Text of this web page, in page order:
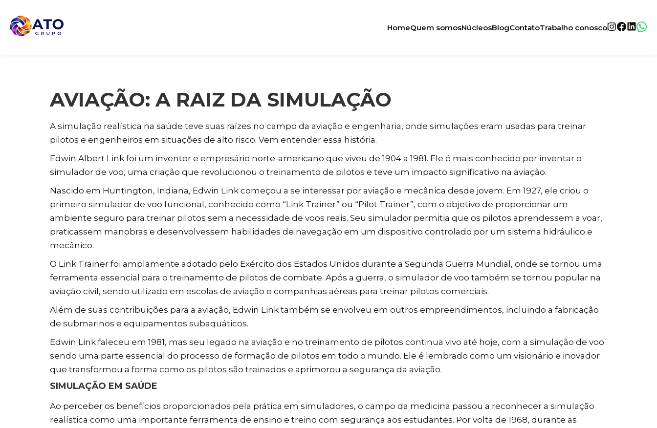
HomeQuem somosNúcleosBlogContatoTrabalho conosco
AVIAÇÃO: A RAIZ DA SIMULAÇÃO
A simulação realística na saúde teve suas raízes no campo da aviação e engenharia, onde simulações eram usadas para treinar
pilotos e engenheiros em situações de alto risco. Vem entender essa história.
Edwin Albert Link foi um inventor e empresário norte-americano que viveu de 1904 a 1981. Ele é mais conhecido por inventar o
simulador de voo, uma criação que revolucionou o treinamento de pilotos e teve um impacto significativo na aviação.
Nascido em Huntington, Indiana, Edwin Link começou a se interessar por aviação e mecânica desde jovem. Em 1927, ele criou o
primeiro simulador de voo funcional, conhecido como “Link Trainer” ou “Pilot Trainer”, com o objetivo de proporcionar um
ambiente seguro para treinar pilotos sem a necessidade de voos reais. Seu simulador permitia que os pilotos aprendessem a voar,
praticassem manobras e desenvolvessem habilidades de navegação em um dispositivo controlado por um sistema hidráulico e
mecânico.
O Link Trainer foi amplamente adotado pelo Exército dos Estados Unidos durante a Segunda Guerra Mundial, onde se tornou uma
ferramenta essencial para o treinamento de pilotos de combate. Após a guerra, o simulador de voo também se tornou popular na
aviação civil, sendo utilizado em escolas de aviação e companhias aéreas para treinar pilotos comerciais.
Além de suas contribuições para a aviação, Edwin Link também se envolveu em outros empreendimentos, incluindo a fabricação
de submarinos e equipamentos subaquáticos.
Edwin Link faleceu em 1981, mas seu legado na aviação e no treinamento de pilotos continua vivo até hoje, com a simulação de voo
sendo uma parte essencial do processo de formação de pilotos em todo o mundo. Ele é lembrado como um visionário e inovador
que transformou a forma como os pilotos são treinados e aprimorou a segurança da aviação.
SIMULAÇÃO EM SAÚDE
Ao perceber os benefícios proporcionados pela prática em simuladores, o campo da medicina passou a reconhecer a simulação
realística como uma importante ferramenta de ensino e treino com segurança aos estudantes. Por volta de 1968, durante as